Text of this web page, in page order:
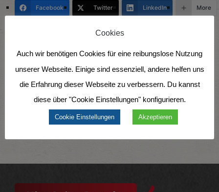
Facebook Twitter LinkedIn More
Cookies
Auch wir benötigen Cookies für eine reibungslose Nutzung
unserer Webseite. Einige sind essenziell, andere helfen uns
die Erfahrung dieser Webseite zu verbessern. Du kannst
diese über "Cookie Einstellungen" konfigurieren.
Cookie Einstellungen Akzeptieren